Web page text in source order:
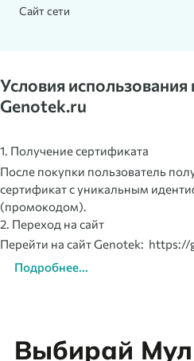
Сайт сети
Условия
Genotek.ru
1. Получение сертификата
После покупки пользователь
сертификат с уникальным
(промокодом).
2. Переход на сайт
Перейти на сайт Genotek:
Подробнее...
Выбирай